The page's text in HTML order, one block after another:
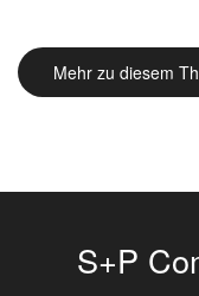
Mehr zu diesem
S+P